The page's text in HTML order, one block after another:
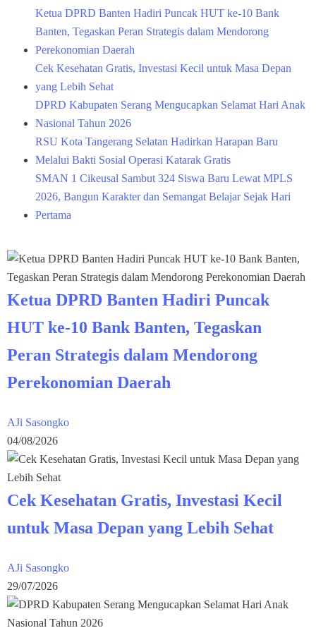
Ketua DPRD Banten Hadiri Puncak HUT ke-10 Bank
Banten, Tegaskan Peran Strategis dalam Mendorong
Perekonomian Daerah
Cek Kesehatan Gratis, Investasi Kecil untuk Masa Depan
yang Lebih Sehat
DPRD Kabupaten Serang Mengucapkan Selamat Hari Anak
Nasional Tahun 2026
RSU Kota Tangerang Selatan Hadirkan Harapan Baru
Melalui Bakti Sosial Operasi Katarak Gratis
SMAN 1 Cikeusal Sambut 324 Siswa Baru Lewat MPLS
2026, Bangun Karakter dan Semangat Belajar Sejak Hari
Pertama
Ketua DPRD Banten Hadiri Puncak
HUT ke-10 Bank Banten, Tegaskan
Peran Strategis dalam Mendorong
Perekonomian Daerah
AJi Sasongko
04/08/2026
Cek Kesehatan Gratis, Investasi Kecil
untuk Masa Depan yang Lebih Sehat
AJi Sasongko
29/07/2026